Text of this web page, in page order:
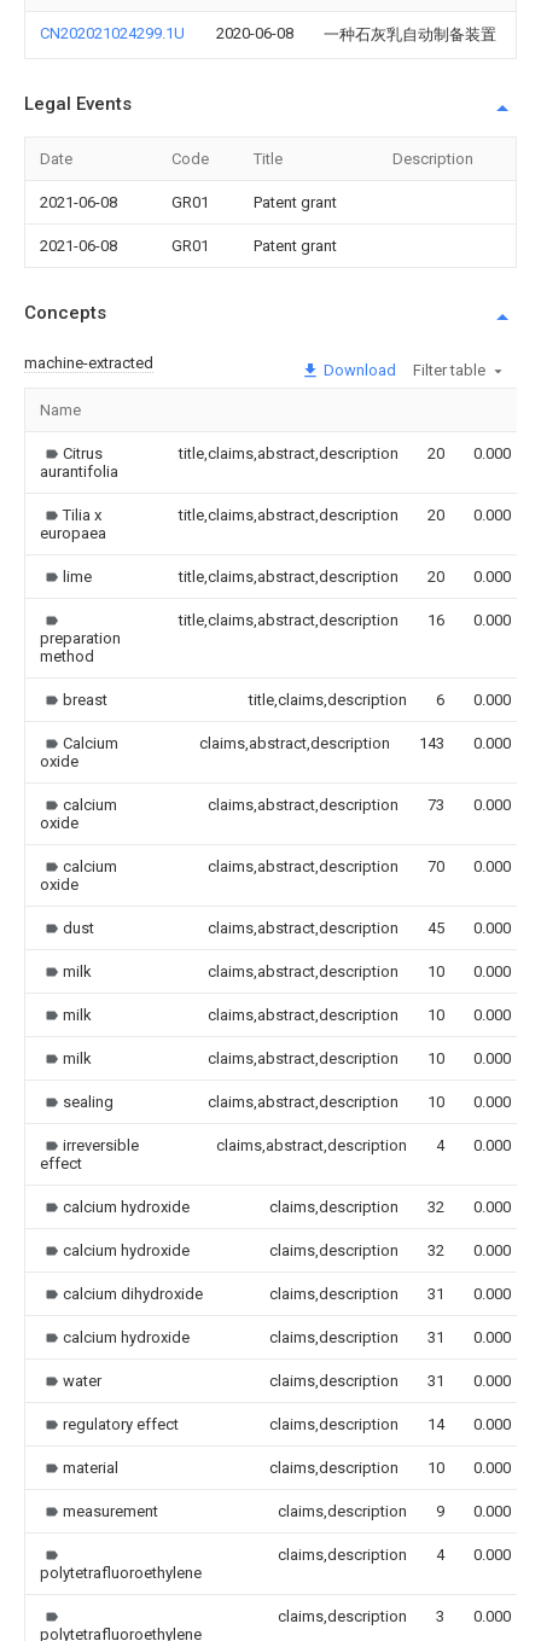
CN202021024299.1U 2020-06-08 一种石灰乳自动制备装置
Legal Events
Date Code Title Description
2021-06-08 GR01 Patent grant
2021-06-08 GR01 Patent grant
Concepts
machine-extracted Download Filter table
Name
Citrus
aurantifolia
title,claims,abstract,description 20 0.000
Tilia x
europaea
title,claims,abstract,description 20 0.000
lime title,claims,abstract,description 20 0.000
preparation
method
title,claims,abstract,description 16 0.000
breast title,claims,description 6 0.000
Calcium
oxide
claims,abstract,description 143 0.000
calcium
oxide
claims,abstract,description 73 0.000
calcium
oxide
claims,abstract,description 70 0.000
dust claims,abstract,description 45 0.000
milk claims,abstract,description 10 0.000
milk claims,abstract,description 10 0.000
milk claims,abstract,description 10 0.000
sealing claims,abstract,description 10 0.000
irreversible
effect
claims,abstract,description 4 0.000
calcium hydroxide claims,description 32 0.000
calcium hydroxide claims,description 32 0.000
calcium dihydroxide claims,description 31 0.000
calcium hydroxide claims,description 31 0.000
water claims,description 31 0.000
regulatory effect claims,description 14 0.000
material claims,description 10 0.000
measurement claims,description 9 0.000
polytetrafluoroethylene
claims,description 4 0.000
polytetrafluoroethylene
claims,description 3 0.000